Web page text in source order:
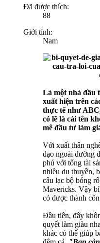
Đã được thích:
88
Giới tính:
Nam
Là một nhà đầu
xuất hiện trên
thực tế như
có lẽ là cái tên
mê đầu tư làm
Với xuất thân
dạo ngoài đường
phú với tổng tài
nhiều du thuyền,
câu lạc bộ bóng
Mavericks. Vậy
có được thành
Đầu tiên, đây
quyết làm giàu
khác có thể giúp